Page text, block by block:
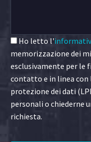
Ho letto l'
memorizzazione dei
esclusivamente per le
contatto e in linea con
protezione dei dati
personali o chiederne
richiesta.